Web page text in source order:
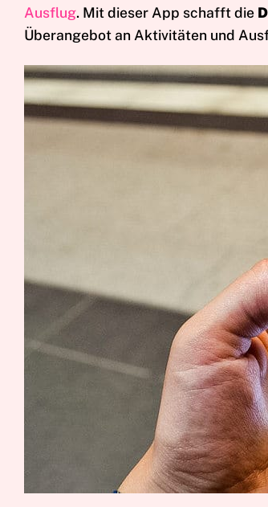
Ausflug. Mit dieser App schafft die
Überangebot an Aktivitäten und